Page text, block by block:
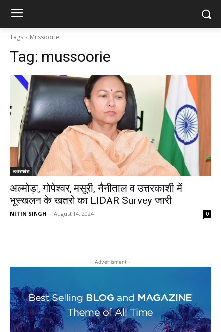
Tags Mussoorie
Tag: mussoorie
उत्तराखंड
अल्मोड़ा, गोपेश्वर, मसूरी, नैनीताल व उत्तरकाशी में
भूस्खलन के खतरों का LIDAR Survey जारी
NITIN SINGH - August 14, 2024 0
- Advertisment -